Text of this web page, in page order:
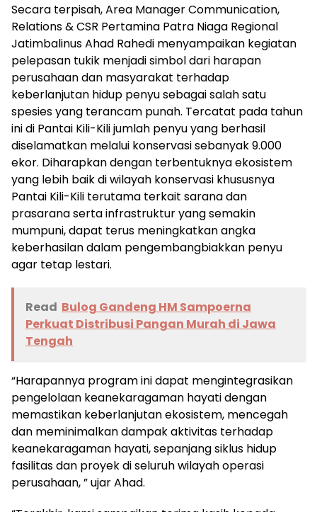
Secara terpisah, Area Manager Communication,
Relations & CSR Pertamina Patra Niaga Regional
Jatimbalinus Ahad Rahedi menyampaikan kegiatan
pelepasan tukik menjadi simbol dari harapan
perusahaan dan masyarakat terhadap
keberlanjutan hidup penyu sebagai salah satu
spesies yang terancam punah. Tercatat pada tahun
ini di Pantai Kili-Kili jumlah penyu yang berhasil
diselamatkan melalui konservasi sebanyak 9.000
ekor. Diharapkan dengan terbentuknya ekosistem
yang lebih baik di wilayah konservasi khususnya
Pantai Kili-Kili terutama terkait sarana dan
prasarana serta infrastruktur yang semakin
mumpuni, dapat terus meningkatkan angka
keberhasilan dalam pengembangbiakkan penyu
agar tetap lestari.
Read Bulog Gandeng HM Sampoerna
Perkuat Distribusi Pangan Murah di Jawa
Tengah
“Harapannya program ini dapat mengintegrasikan
pengelolaan keanekaragaman hayati dengan
memastikan keberlanjutan ekosistem, mencegah
dan meminimalkan dampak aktivitas terhadap
keanekaragaman hayati, sepanjang siklus hidup
fasilitas dan proyek di seluruh wilayah operasi
perusahaan, ” ujar Ahad.